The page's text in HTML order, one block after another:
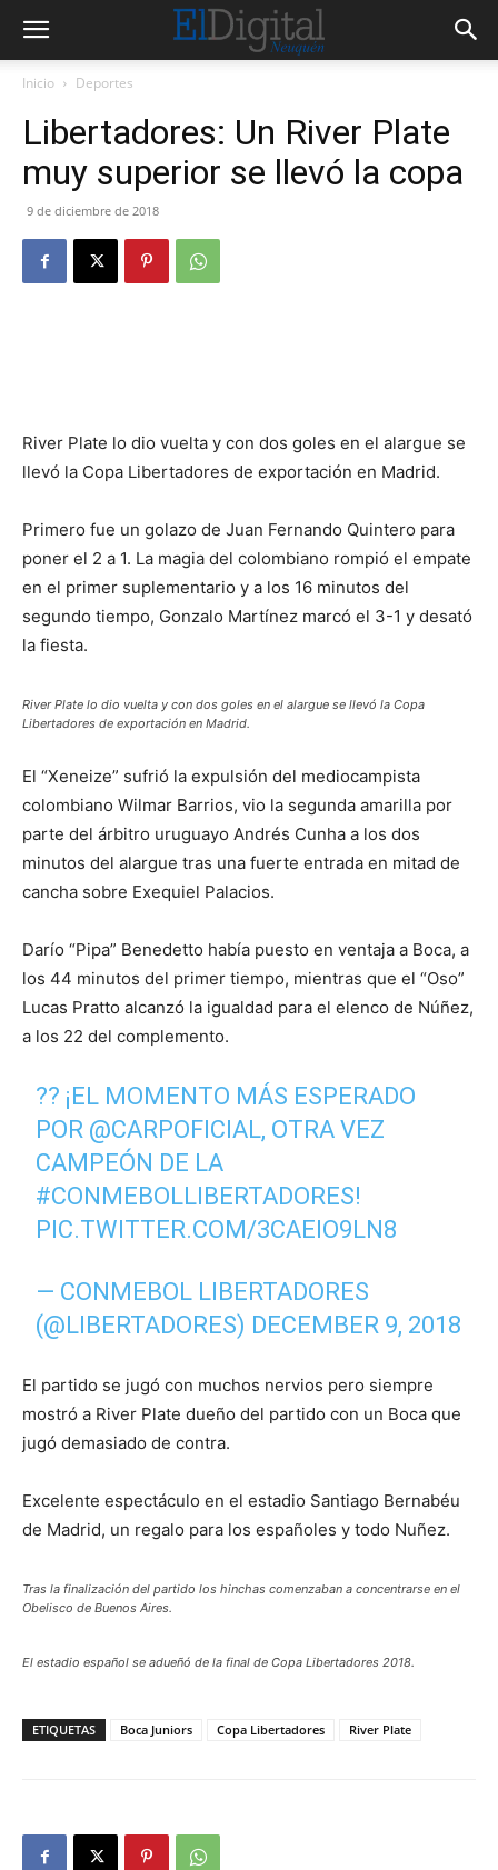
Inicio Deportes
Libertadores: Un River Plate
muy superior se llevó la copa
9 de diciembre de 2018
River Plate lo dio vuelta y con dos goles en el alargue se
llevó la Copa Libertadores de exportación en Madrid.
Primero fue un golazo de Juan Fernando Quintero para
poner el 2 a 1. La magia del colombiano rompió el empate
en el primer suplementario y a los 16 minutos del
segundo tiempo, Gonzalo Martínez marcó el 3-1 y desató
la fiesta.
River Plate lo dio vuelta y con dos goles en el alargue se llevó la Copa
Libertadores de exportación en Madrid.
El “Xeneize” sufrió la expulsión del mediocampista
colombiano Wilmar Barrios, vio la segunda amarilla por
parte del árbitro uruguayo Andrés Cunha a los dos
minutos del alargue tras una fuerte entrada en mitad de
cancha sobre Exequiel Palacios.
Darío “Pipa” Benedetto había puesto en ventaja a Boca, a
los 44 minutos del primer tiempo, mientras que el “Oso”
Lucas Pratto alcanzó la igualdad para el elenco de Núñez,
a los 22 del complemento.
?? ¡EL MOMENTO MÁS ESPERADO
POR @CARPOFICIAL, OTRA VEZ
CAMPEÓN DE LA
#CONMEBOLLIBERTADORES!
PIC.TWITTER.COM/3CAEIO9LN8
— CONMEBOL LIBERTADORES
(@LIBERTADORES) DECEMBER 9, 2018
El partido se jugó con muchos nervios pero siempre
mostró a River Plate dueño del partido con un Boca que
jugó demasiado de contra.
Excelente espectáculo en el estadio Santiago Bernabéu
de Madrid, un regalo para los españoles y todo Nuñez.
Tras la finalización del partido los hinchas comenzaban a concentrarse en el
Obelisco de Buenos Aires.
El estadio español se adueñó de la final de Copa Libertadores 2018.
ETIQUETAS Boca Juniors Copa Libertadores River Plate